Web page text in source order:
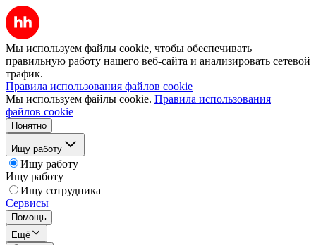
Мы используем файлы cookie, чтобы обеспечивать
правильную работу нашего веб-сайта и анализировать сетевой
трафик.
Правила использования файлов cookie
Мы используем файлы cookie. Правила использования
файлов cookie
Понятно
Ищу работу
Ищу работу
Ищу работу
Ищу сотрудника
Сервисы
Помощь
Ещё